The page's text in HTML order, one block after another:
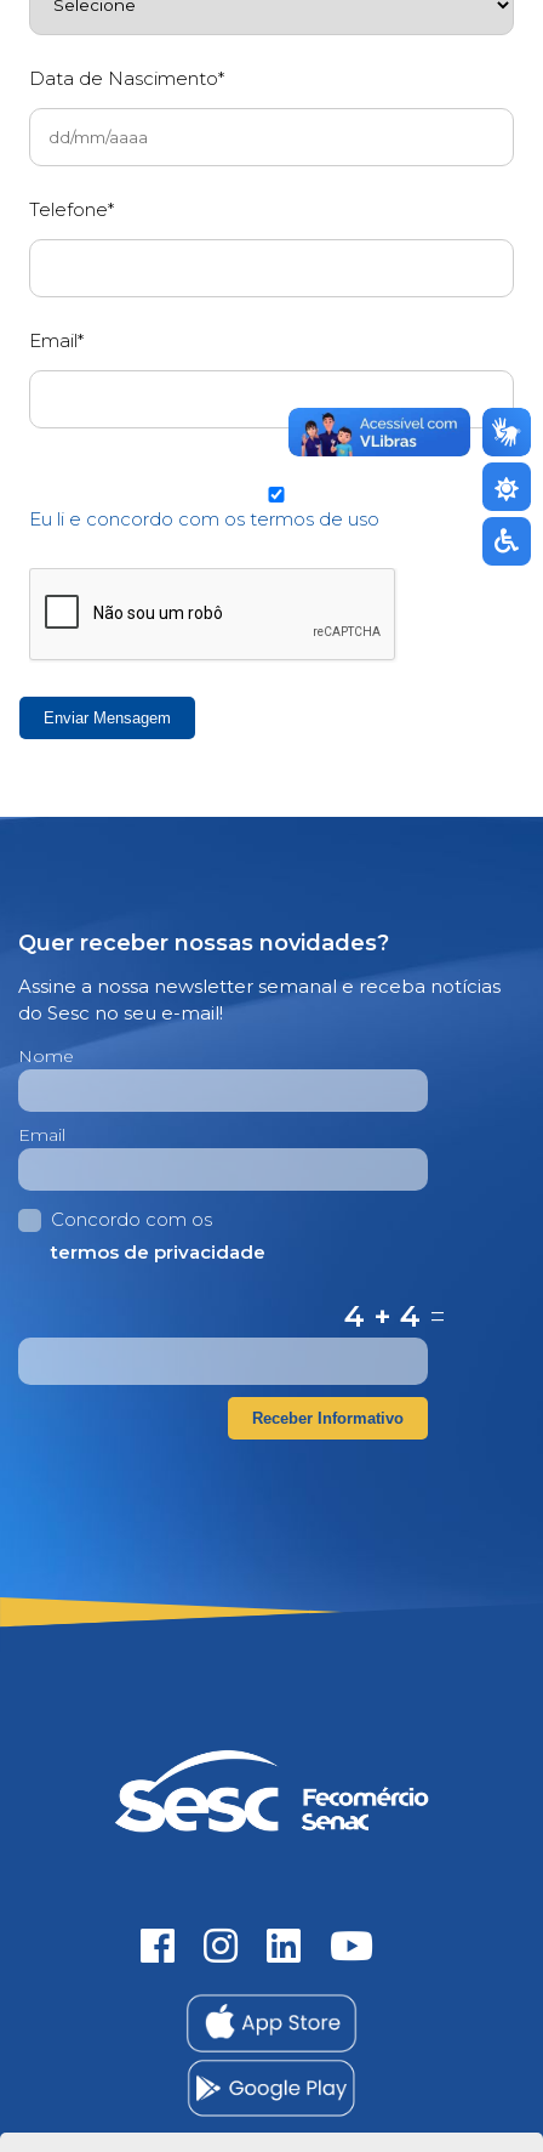
Data de Nascimento*
Telefone*
Email*
Eu li e concordo com os termos de uso
Enviar Mensagem
Quer receber nossas novidades?
Assine a nossa newsletter semanal e receba notícias
do Sesc no seu e-mail!
Nome
Email
Concordo com os
termos de privacidade
4 + 4 =
Receber Informativo